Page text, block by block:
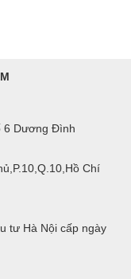
6 Dương Đình
Chí
tư Hà Nội cấp ngày